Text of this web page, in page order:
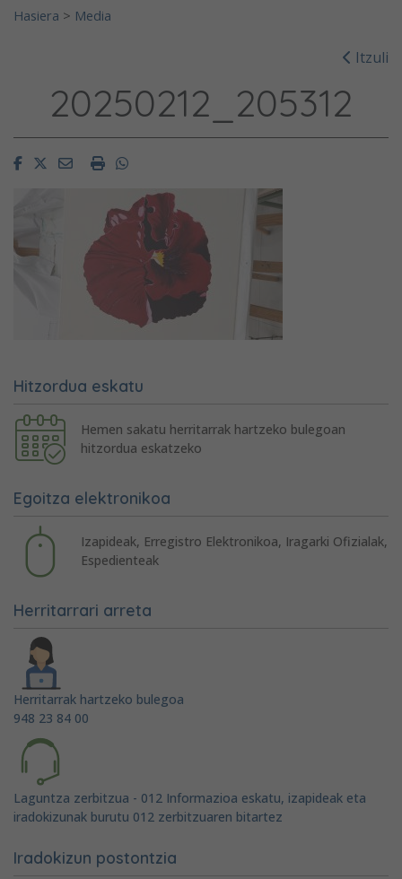
Hasiera > Media
Itzuli
20250212_205312
FacebookTwitterEmailImprimirWhatsapp
Hitzordua eskatu
Hemen sakatu herritarrak hartzeko bulegoan
hitzordua eskatzeko
Egoitza elektronikoa
Izapideak, Erregistro Elektronikoa, Iragarki Ofizialak,
Espedienteak
Herritarrari arreta
Herritarrak hartzeko bulegoa
948 23 84 00
Laguntza zerbitzua - 012 Informazioa eskatu, izapideak eta
iradokizunak burutu 012 zerbitzuaren bitartez
Iradokizun postontzia